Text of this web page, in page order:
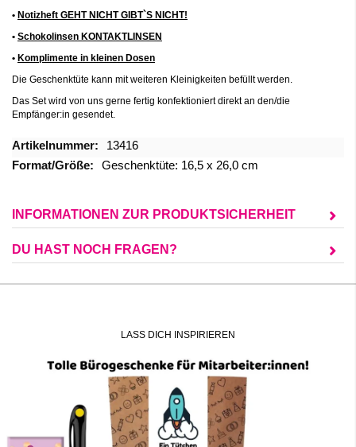
• Notizheft GEHT NICHT GIBT`S NICHT!
• Schokolinsen KONTAKTLINSEN
• Komplimente in kleinen Dosen
Die Geschenktüte kann mit weiteren Kleinigkeiten befüllt werden.
Das Set wird von uns gerne fertig konfektioniert direkt an den/die
Empfänger:in gesendet.
Mehr
Informationen
13416
Geschenktüte: 16,5 x 26,0 cm
INFORMATIONEN ZUR PRODUKTSICHERHEIT
DU HAST NOCH FRAGEN?
LASS DICH INSPIRIEREN